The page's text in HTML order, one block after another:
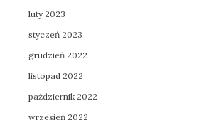
luty 2023
styczeń 2023
grudzień 2022
listopad 2022
październik 2022
wrzesień 2022